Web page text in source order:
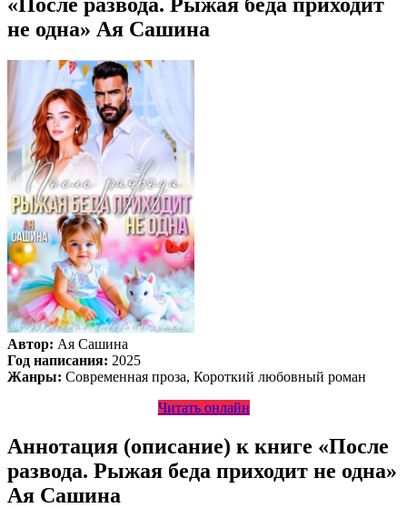
не одна» Ая Сашина
Автор: Ая Сашина
Год написания: 2025
Жанры: Современная проза, Короткий любовный роман
Читать онлайн
Аннотация (описание) к книге «После
развода. Рыжая беда приходит не одна»
Ая Сашина